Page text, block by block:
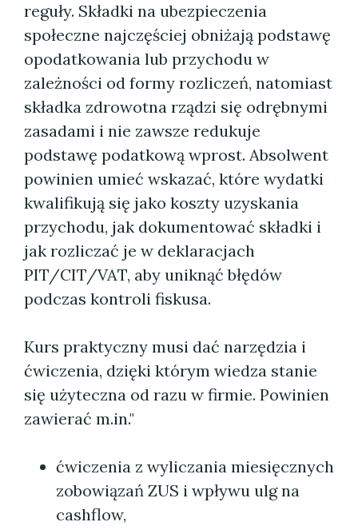
reguły. Składki na ubezpieczenia
społeczne najczęściej obniżają podstawę
opodatkowania lub przychodu w
zależności od formy rozliczeń, natomiast
składka zdrowotna rządzi się odrębnymi
zasadami i nie zawsze redukuje
podstawę podatkową wprost. Absolwent
powinien umieć wskazać, które wydatki
kwalifikują się jako koszty uzyskania
przychodu, jak dokumentować składki i
jak rozliczać je w deklaracjach
PIT/CIT/VAT, aby uniknąć błędów
podczas kontroli fiskusa.
Kurs praktyczny musi dać narzędzia i
ćwiczenia, dzięki którym wiedza stanie
się użyteczna od razu w firmie. Powinien
zawierać m.in."
ćwiczenia z wyliczania miesięcznych
zobowiązań ZUS i wpływu ulg na
cashflow,